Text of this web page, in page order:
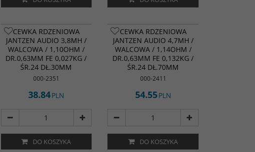
CEWKA RDZENIOWA
JANTZEN AUDIO 3,8MH /
WALCOWA / 1,10OHM /
DR.0,63MM FE 0,027KG /
ŚR.24 DŁ.30MM
000-2351
38.84PLN
DO KOSZYKA
CEWKA RDZENIOWA
JANTZEN AUDIO 4,7MH /
WALCOWA / 1,14OHM /
DR.0,63MM FE 0,132KG /
ŚR.24 DŁ.70MM
000-2411
54.55PLN
DO KOSZYKA